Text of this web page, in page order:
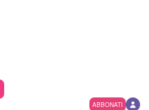
ABBONATI